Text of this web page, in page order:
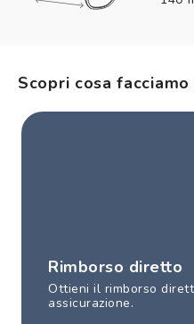
Scopri cosa
Rimborso diretto
Ottieni il rimborso
assicurazione.